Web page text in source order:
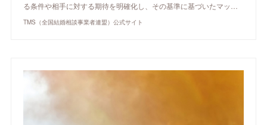
る条件や相手に対する期待を明確化し、その基準に基づいたマッ…
TMS（全国結婚相談事業者連盟）公式サイト